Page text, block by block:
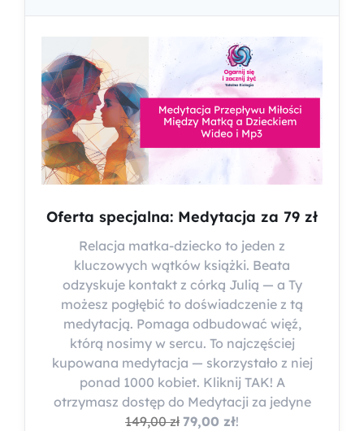
Oferta specjalna: Medytacja za 79 zł
Relacja matka-dziecko to jeden z
kluczowych wątków książki. Beata
odzyskuje kontakt z córką Julią — a Ty
możesz pogłębić to doświadczenie z tą
medytacją. Pomaga odbudować więź,
którą nosimy w sercu. To najczęściej
kupowana medytacja — skorzystało z niej
ponad 1000 kobiet. Kliknij TAK! A
otrzymasz dostęp do Medytacji za jedyne
149,00 zł 79,00 zł!